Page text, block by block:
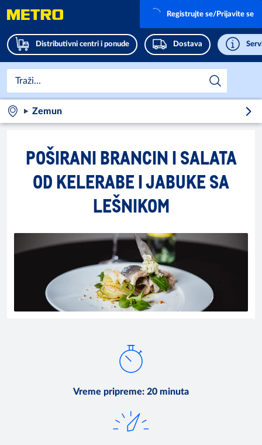
Distributivni centri i ponude Dostava
Registrujte se/Prijavite se
Zemun
POŠIRANI BRANCIN I SALATA
OD KELERABE I JABUKE SA
LEŠNIKOM
Vreme pripreme: 20 minuta